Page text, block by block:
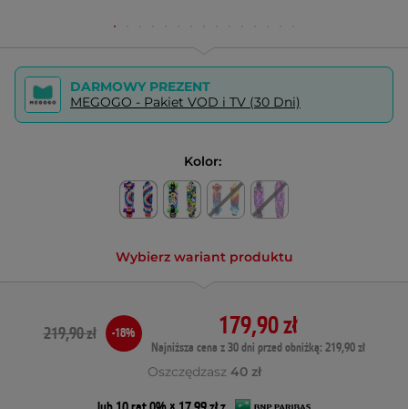
DARMOWY PREZENT
MEGOGO - Pakiet VOD i TV (30 Dni)
Kolor:
Wybierz wariant produktu
179,90 zł
Najniższa cena z 30 dni przed obniżką: 219,90 zł
219,90 zł -18%
Oszczędzasz 40 zł